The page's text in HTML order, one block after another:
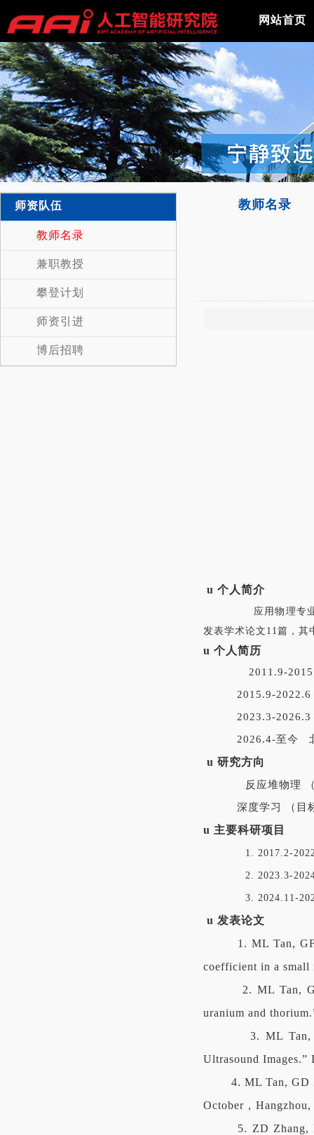
网站首页
师资队伍
教师名录
兼职教授
攀登计划
师资引进
博后招聘
教师名录
u 个人简介
应用物理专业学
发表学术论文11篇，其
u 个人简历
2011.9-
2015.9-2022.6
2023.3-2026.3
2026.4-至今
u 研究方向
反应堆物理
深度学习
（
u 主要科研项目
1 . 2017.2-
2. 2023.3-
3. 2024.11-
u 发表论文
1. ML Tan,
coefficient in a small
2. ML Tan,
uranium and
3. ML
Ultrasound
4. ML Tan, GD
October ，
5. ZD Zhang,